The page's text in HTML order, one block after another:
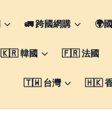
🚛 跨國網購 🌍
🇰🇷 韓國 🇫🇷 法國
🇹🇼 台灣 🇭🇰